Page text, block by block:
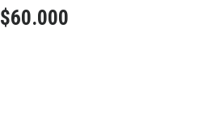
$60.000